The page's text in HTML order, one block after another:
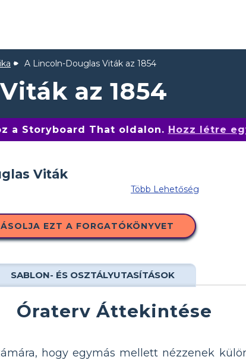
A Lincoln-Douglas Viták az 1854
az 1854
a Storyboard That oldalon. Hozz létre
Több Lehetőség
EZT A FORGATÓKÖNYVET
SABLON- ÉS OSZTÁLYUTASÍTÁSOK
Óraterv Áttekintése
hogy egymás mellett nézzenek